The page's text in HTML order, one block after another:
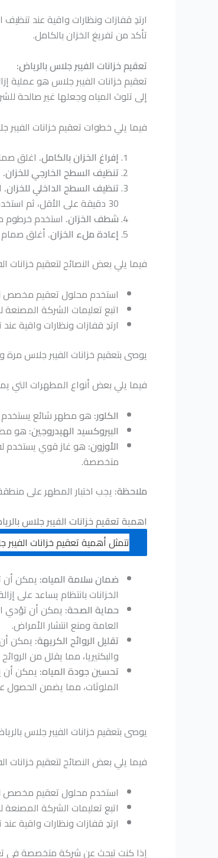
ارتدِ قفازات ونظارات واقية عند
تأكد من تفريغ الخزان بالكامل.
تعقيم خزانات الفيبر جلاس بالرياض:
تعقيم خزانات الفيبر جلاس هو عملية
إلى تلوث المياه وجعلها غير صالحة
فيما يلي خطوات تعقيم خزانات الفيبر
إفراغ الخزان بالكامل. اغلق
تنظيف السطح الخارجي للخزان.
تنظيف السطح الداخلي للخزان.
30 دقيقة على الأقل، ثم استخدم فرشاة ناعمة لتنظيف الجدران والقاع.
شطف الخزان. استخدم خرطوم
إعادة ملء الخزان.أغلق صمام
فيما يلي بعض النصائح لتعقيم خزانات
استخدم محلول تعقيم مخصص
اتبع تعليمات الشركة المصنعة
ارتدِ قفازات ونظارات واقية
يوصى بتعقيم خزانات الفيبر جلاس
فيما يلي بعض أنواع المطهرات التي
الكلور: هو مطهر شائع يستخدم
البيروكسيد الهيدروجين: هو
الأوزون: هو غاز قوي يستخدم
متخصصة.
ملاحظة: يجب اختبار المطهر على
اهمبة تعقيم خزانات الفيبر جلاس
تتمثل أهمية تعقيم خزانات
ضمان سلامة المياه: يمكن أن
الخزانات بانتظام يساعد على
حماية الصحة: يمكن أن تؤدي
العامة ومنع انتشار الأمراض.
تقليل الروائح الكريهة: يمكن
والبكتيريا، مما يقلل من
تحسين جودة المياه: يمكن أن
الملوثات، مما يضمن الحصول
يوصى بتعقيم خزانات الفيبر جلاس
فيما يلي بعض النصائح لتعقيم خزانات
استخدم محلول تعقيم مخصص
اتبع تعليمات الشركة المصنعة
ارتدِ قفازات ونظارات واقية
إذا كنت تبحث عن شركة متخصصة في